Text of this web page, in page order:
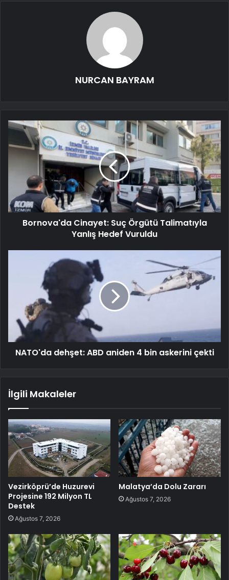
NURCAN BAYRAM
Bornova'da Cinayet: Suç Örgütü Talimatıyla
Yanlış Hedef Vuruldu
NATO'da dehşet: ABD aniden 4 bin askerini çekti
İlgili Makaleler
Vezirköprü’de Huzurevi
Projesine 192 Milyon TL
Destek
Ağustos 7, 2026
Malatya’da Dolu Zararı
Ağustos 7, 2026